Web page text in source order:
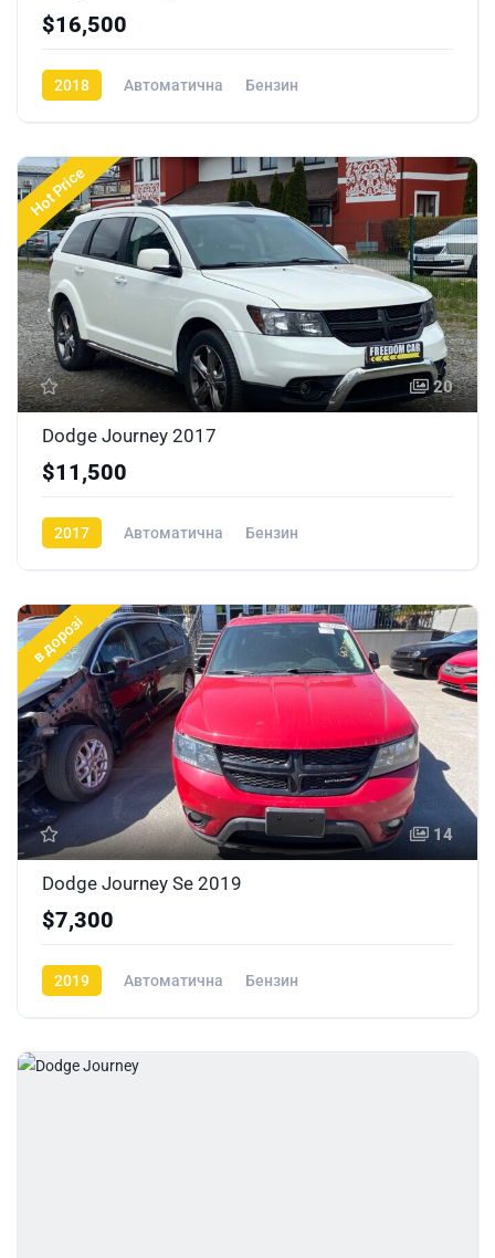
$16,500
2018 Автоматична Бензин
Hot Price
20
Dodge Journey 2017
$11,500
2017 Автоматична Бензин
в дорозі
14
Dodge Journey Se 2019
$7,300
2019 Автоматична Бензин